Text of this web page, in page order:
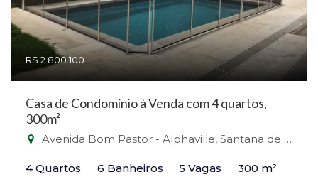
R$ 2.800.100
Casa de Condomínio à Venda com 4 quartos,
300m²
Avenida Bom Pastor - Alphaville, Santana de Parnaíba-SP
4 Quartos 6 Banheiros 5 Vagas 300 m²